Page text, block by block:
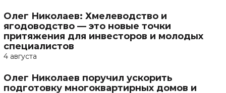
Олег Николаев: Хмелеводство и
ягодоводство — это новые точки
притяжения для инвесторов и молодых
специалистов
4 августа
Олег Николаев поручил ускорить
подготовку многоквартирных домов и